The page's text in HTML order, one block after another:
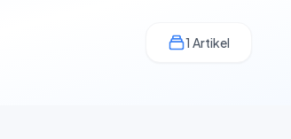
1 Artikel